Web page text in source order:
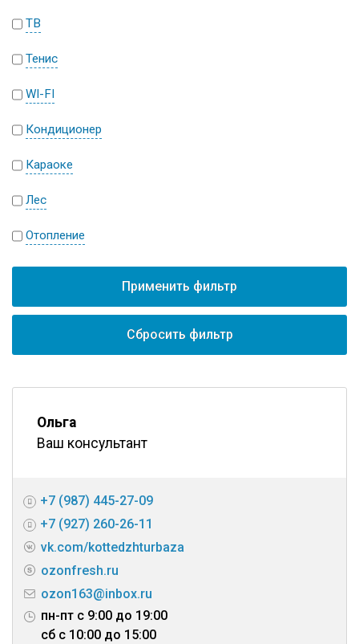
ТВ
Тенис
WI-FI
Кондиционер
Караоке
Лес
Отопление
Применить фильтр
Сбросить фильтр
Ольга
Ваш консультант
+7 (987) 445-27-09
+7 (927) 260-26-11
vk.com/kottedzhturbaza
ozonfresh.ru
ozon163@inbox.ru
пн-пт с 9:00 до 19:00
сб с 10:00 до 15:00